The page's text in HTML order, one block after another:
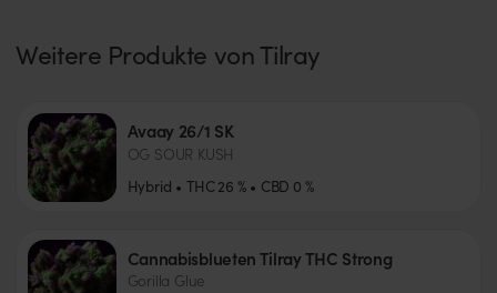
Weitere Produkte vonTilray
Avaay 26/1 SK
OG SOUR KUSH
Hybrid THC26 % CBD 0 %
Cannabisblueten Tilray THC Strong
Gorilla Glue